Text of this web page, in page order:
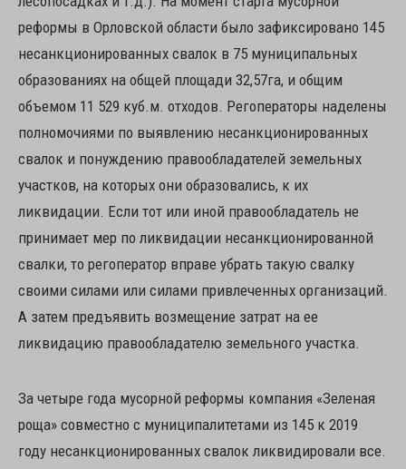
реформы в Орловской области было зафиксировано 145
несанкционированных свалок в 75 муниципальных
образованиях на общей площади 32,57га, и общим
объемом 11 529 куб.м. отходов. Регоператоры наделены
полномочиями по выявлению несанкционированных
свалок и понуждению правообладателей земельных
участков, на которых они образовались, к их
ликвидации. Если тот или иной правообладатель не
принимает мер по ликвидации несанкционированной
свалки, то регоператор вправе убрать такую свалку
своими силами или силами привлеченных организаций.
А затем предъявить возмещение затрат на ее
ликвидацию правообладателю земельного участка.
За четыре года мусорной реформы компания «Зеленая
роща» совместно с муниципалитетами из 145 к 2019
году несанкционированных свалок ликвидировали все.